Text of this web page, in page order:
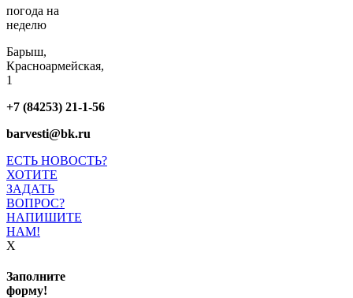
погода на
неделю
Барыш,
Красноармейская,
1
+7 (84253) 21-1-56
barvesti@bk.ru
ЕСТЬ НОВОСТЬ?
ХОТИТЕ
ЗАДАТЬ
ВОПРОС?
НАПИШИТЕ
НАМ!
X
Заполните
форму!